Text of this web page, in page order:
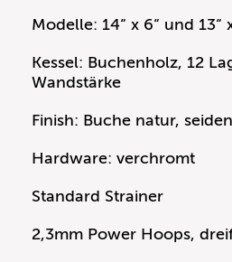
Modelle: 14“ x 6“ und 13“
Kessel: Buchenholz, 12
Wandstärke
Finish: Buche natur,
Hardware: verchromt
Standard Strainer
2,3mm Power Hoops,